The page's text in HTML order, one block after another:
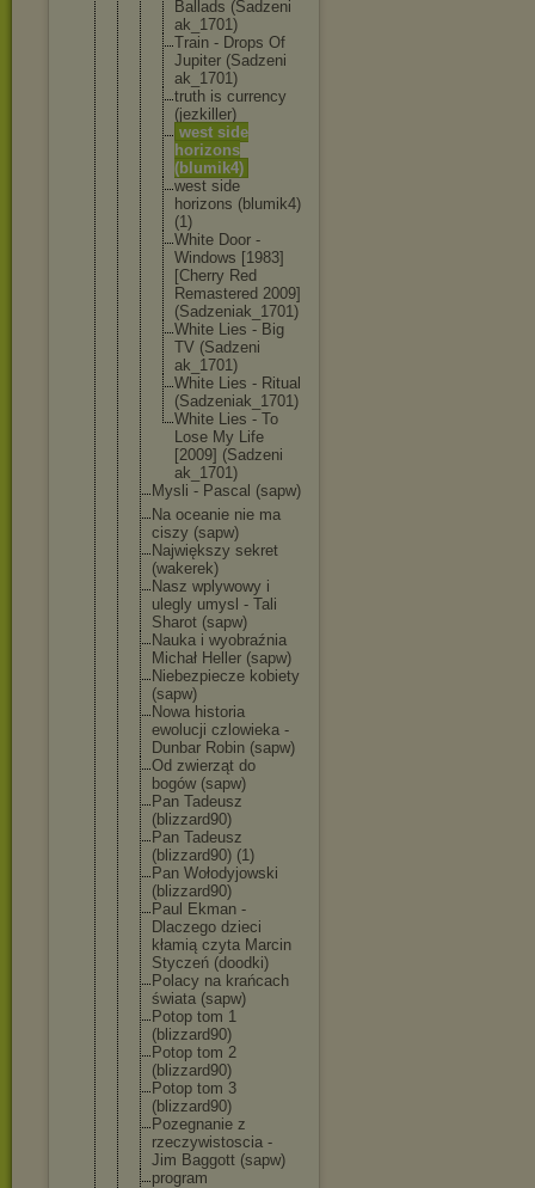
Ballads (Sadzeni
ak_1701)
Train - Drops Of
Jupiter (Sadzeni
ak_1701)
truth is currency
(jezkill er)
west side
horizons
(blumik4)
west side
horizons (blumik4)
(1)
White Door -
Windows [1983]
[Cherry Red
Remastered 2009]
(Sadzeniak_1701)
White Lies - Big
TV (Sadzeni
ak_1701)
White Lies - Ritual
(Sadzeniak_1701)
White Lies - To
Lose My Life
[2009] (Sadzeni
ak_1701)
Mysli - Pascal (sapw)
Na oceanie nie ma
ciszy (sapw)
Największy sekret
(wakerek)
Nasz wplywowy i
ulegly umysl - Tali
Sharot (sapw)
Nauka i wyobraźnia
Michał Heller (sapw)
Niebezpiecze kobiety
(sapw)
Nowa historia
ewolucji czlowieka -
Dunbar Robin (sapw)
Od zwierząt do
bogów (sapw)
Pan Tadeusz
(blizzard90)
Pan Tadeusz
(blizzard90) (1)
Pan Wołodyjowski
(blizzard90)
Paul Ekman -
Dlaczego dzieci
kłamią czyta Marcin
Styczeń (doodki)
Polacy na krańcach
świata (sapw)
Potop tom 1
(blizzard90)
Potop tom 2
(blizzard90)
Potop tom 3
(blizzard90)
Pozegnanie z
rzeczywistoscia -
Jim Baggott (sapw)
program